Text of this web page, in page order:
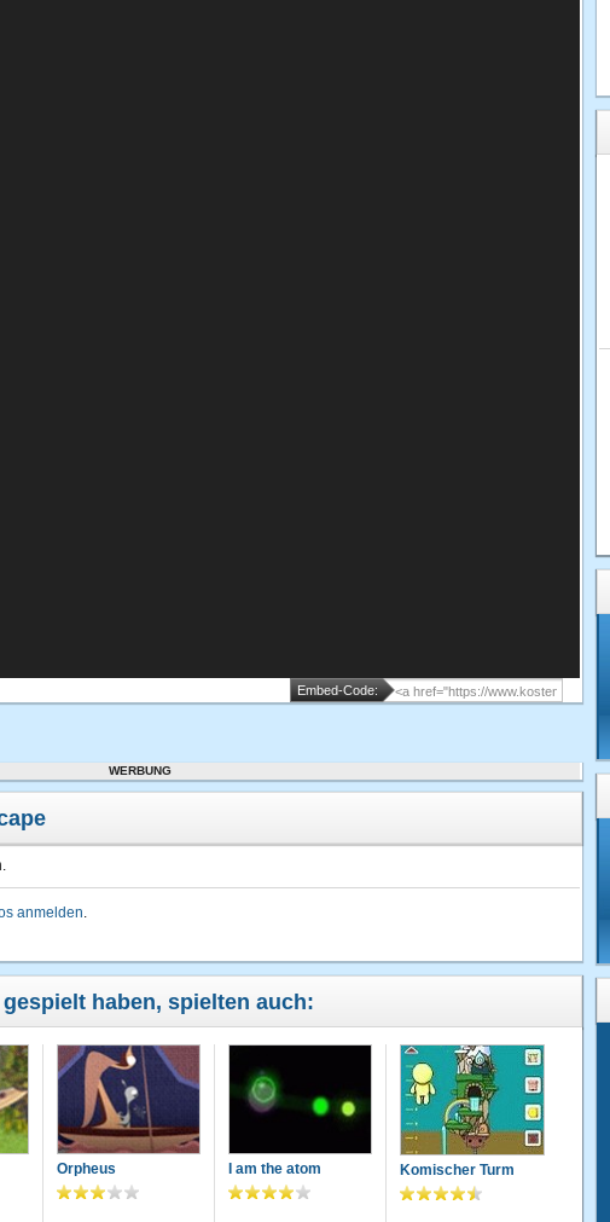
Embed-Code:
WERBUNG
anmelden.
haben, spielten auch:
Orpheus I am the atom Komischer Turm